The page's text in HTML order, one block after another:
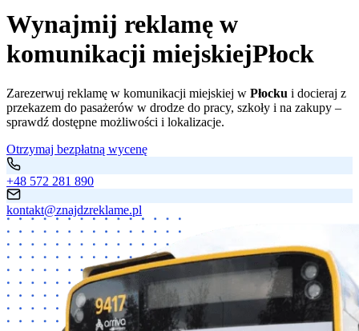
Wynajmij reklamę w
komunikacji miejskiejPłock
Zarezerwuj reklamę w komunikacji miejskiej w Płocku i docieraj z
przekazem do pasażerów w drodze do pracy, szkoły i na zakupy –
sprawdź dostępne możliwości i lokalizacje.
Otrzymaj bezpłatną wycenę
+48 572 281 890
kontakt@znajdzreklame.pl